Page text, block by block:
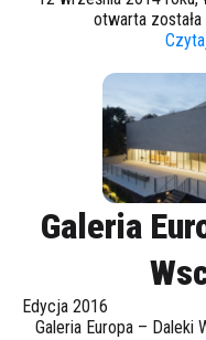
otwarta
Galeria
Edycja 2016
Galeria Europa – Daleki